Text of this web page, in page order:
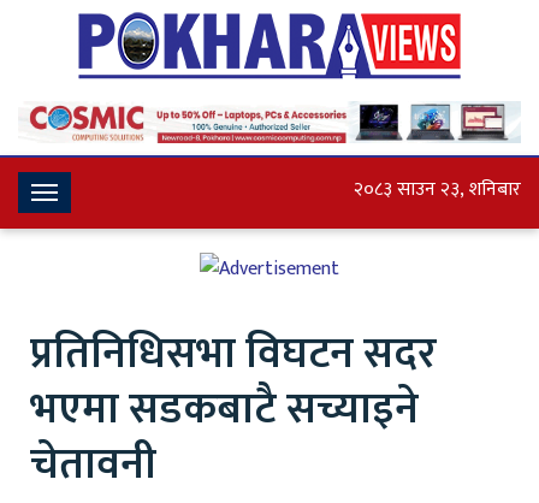
Toggle
Navigation
२०८३ साउन २३, शनिबार
प्रतिनिधिसभा विघटन सदर
भएमा सडकबाटै सच्याइने
चेतावनी